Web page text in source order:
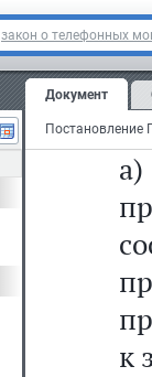
закон о телефонных
Документ
к